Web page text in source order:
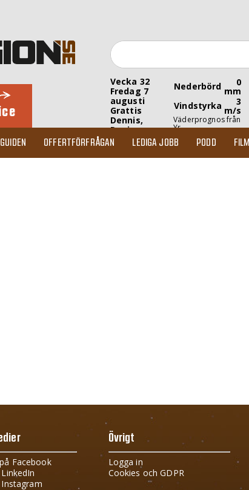
Vecka 32
Fredag 7
augusti
Grattis
Dennis,
Denise
Nederbörd 0
mm
Vindstyrka
3
m/s
Väderprognos från
Yr
OFFERTFÖRFRÅGAN LEDIGA JOBB PODD FILM
Facebook
Övrigt
Logga in
Cookies och GDPR